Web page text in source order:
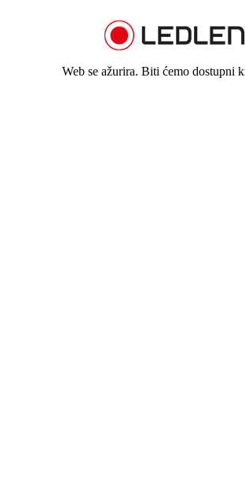
Web se ažurira. Biti ćemo dostupni